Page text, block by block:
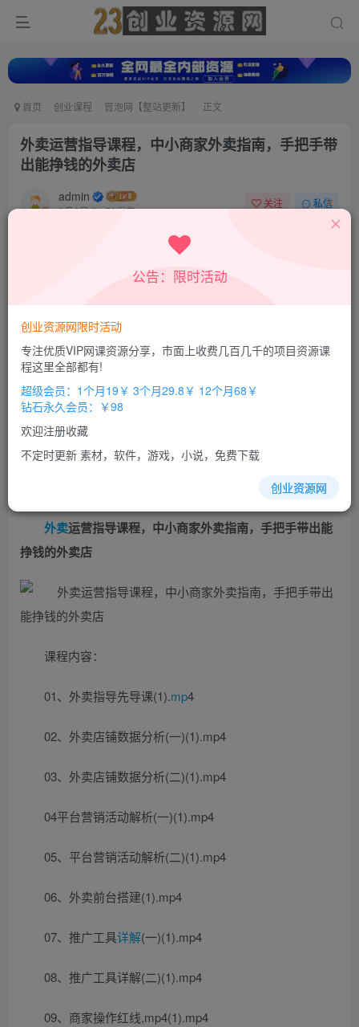
首页 创业课程 冒泡网【整站更新】 正文
外卖运营指导课程，中小商家外卖指南，手把手带
出能挣钱的外卖店
admin
9月9日 21:52发布
关注 私信
超级会员
立即购买
您当前未登录！建议登陆后购买，办理会员包月更省钱，可保存购
外卖运营指导课程，中小商家外卖指南，手把手带出能
挣钱的外卖店
课程内容：
01、外卖指导先导课(1).mp4
02、外卖店铺数据分析(一)(1).mp4
03、外卖店铺数据分析(二)(1).mp4
04平台营销活动解析(一)(1).mp4
05、平台营销活动解析(二)(1).mp4
06、外卖前台搭建(1).mp4
07、推广工具详解(一)(1).mp4
08、推广工具详解(二)(1).mp4
09、商家操作红线,mp4(1).mp4
公告：限时活动
创业资源网限时活动
专注优质VIP网课资源分享，市面上收费几百几千的项目资源课
程这里全部都有!
超级会员：1个月19￥ 3个月29.8￥ 12个月68￥
钻石永久会员：￥98
欢迎注册收藏
不定时更新 素材，软件，游戏，小说，免费下载
创业资源网